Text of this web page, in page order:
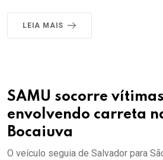
LEIA MAIS
SAMU socorre
envolvendo carreta
Bocaiuva
O veículo seguia de Salvador para